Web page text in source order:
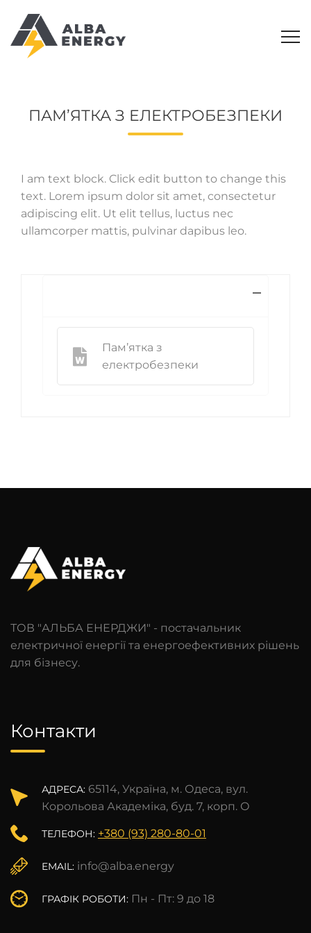
ПАМ’ЯТКА З ЕЛЕКТРОБЕЗПЕКИ
I am text block. Click edit button to change this
text. Lorem ipsum dolor sit amet, consectetur
adipiscing elit. Ut elit tellus, luctus nec
ullamcorper mattis, pulvinar dapibus leo.
Пам’ятка з
електробезпеки
ТОВ "АЛЬБА ЕНЕРДЖИ" - постачальник
електричної енергії та енергоефективних рішень
для бізнесу.
Контакти
АДРЕСА: 65114, Україна, м. Одеса, вул.
Корольова Академіка, буд. 7, корп. О
ТЕЛЕФОН: +380 (93) 280-80-01
EMAIL: info@alba.energy
ГРАФІК РОБОТИ: Пн - Пт: 9 до 18